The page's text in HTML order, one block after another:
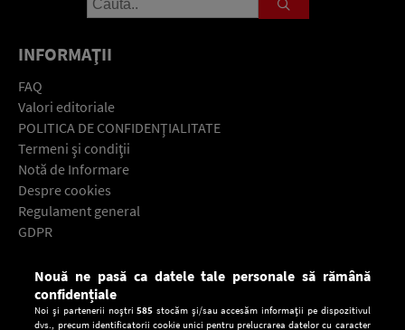
INFORMAŢII
FAQ
Valori editoriale
POLITICA DE CONFIDENŢIALITATE
Termeni şi condiţii
Notă de Informare
Despre cookies
Regulament general
GDPR
Descarcă gratuit aplicaţia Europa FM pentru smartphone:
Nouă ne pasă ca datele tale personale să rămână
confidențiale
Noi și partenerii noștri585 stocăm și/sau accesăm informații pe dispozitivul
dvs., precum identificatorii cookie unici pentru prelucrarea datelor cu caracter